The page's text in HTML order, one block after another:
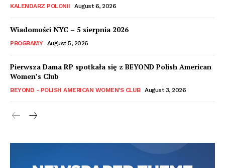
KALENDARZ POLONII August 6, 2026
Wiadomości NYC – 5 sierpnia 2026
PROGRAMY August 5, 2026
Pierwsza Dama RP spotkała się z BEYOND Polish American
Women’s Club
BEYOND - POLISH AMERICAN WOMEN'S CLUB August 3, 2026